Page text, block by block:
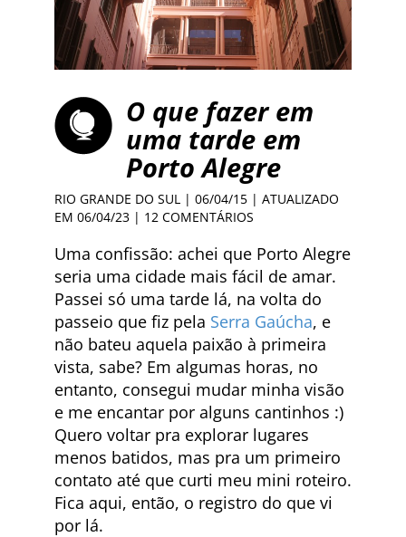
O que fazer em
uma tarde em
Porto Alegre
RIO GRANDE DO SUL | 06/04/15 | ATUALIZADO
EM 06/04/23 | 12 COMENTÁRIOS
Uma confissão: achei que Porto Alegre
seria uma cidade mais fácil de amar.
Passei só uma tarde lá, na volta do
passeio que fiz pela Serra Gaúcha, e
não bateu aquela paixão à primeira
vista, sabe? Em algumas horas, no
entanto, consegui mudar minha visão
e me encantar por alguns cantinhos :)
Quero voltar pra explorar lugares
menos batidos, mas pra um primeiro
contato até que curti meu mini roteiro.
Fica aqui, então, o registro do que vi
por lá.